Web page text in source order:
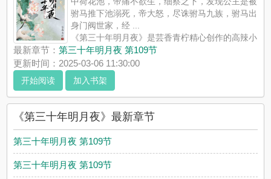
驸马推下池溺死，帝大怒，尽诛驸马九族，驸马出
身门阀世家，经 ...
《第三十年明月夜》是芸香青柠精心创作的高辣小
说，百合小说实时更新第三十年明月夜最新章节并且提供无弹窗
阅读，书友所发表的第三十年明月夜评论，并不代表百合小说赞
同或者支持第三十年明月夜读者的观点。
最新章节：第三十年明月夜 第109节
更新时间：2025-03-06 11:30:00
开始阅读 加入书架
《第三十年明月夜》最新章节
第三十年明月夜 第109节
第三十年明月夜 第109节